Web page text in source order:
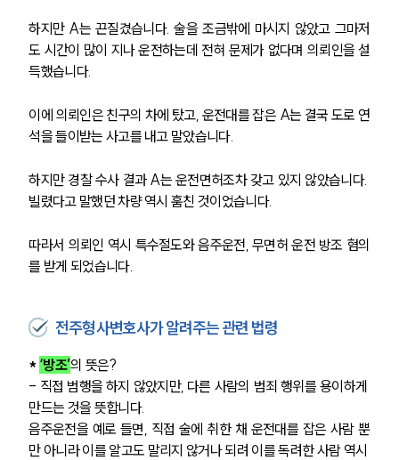
하지만 A는 끈질겼습니다. 술을 조금밖에 마시지 않았고 그마저
도 시간이 많이 지나 운전하는데 전혀 문제가 없다며 의뢰인을 설
득했습니다.
이에 의뢰인은 친구의 차에 탔고, 운전대를 잡은 A는 결국 도로 연
석을 들이받는 사고를 내고 말았습니다.
하지만 경찰 수사 결과 A는 운전면허조차 갖고 있지 않았습니다.
빌렸다고 말했던 차량 역시 훔친 것이었습니다.
따라서 의뢰인 역시 특수절도와 음주운전, 무면허 운전 방조 혐의
를 받게 되었습니다.
전주형사변호사가 알려주는 관련 법령
* ‘방조’의 뜻은?
- 직접 범행을 하지 않았지만, 다른 사람의 범죄 행위를 용이하게
만드는 것을 뜻합니다.
음주운전을 예로 들면, 직접 술에 취한 채 운전대를 잡은 사람 뿐
만 아니라 이를 알고도 말리지 않거나 되려 이를 독려한 사람 역시